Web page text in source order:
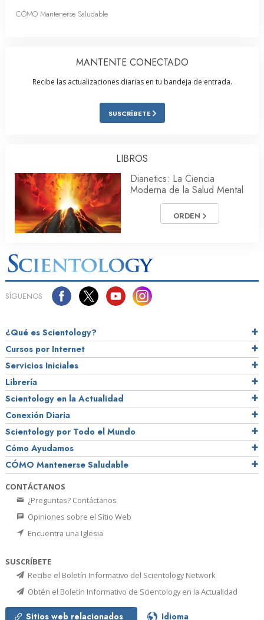
CÓMO Mantenerse Saludable
MANTENTE CONECTADO
Recibe las actualizaciones diarias en tu bandeja de entrada.
SUSCRÍBETE
LIBROS
Dianetics: La Ciencia
Moderna de la Salud Mental
ORDEN
SÍGUENOS
¿Qué es Scientology?
Cursos por Internet
Servicios Iniciales
Librería
Scientology en la Actualidad
Conexión Diaria
Scientology por Todo el Mundo
Cómo Ayudamos
CÓMO Mantenerse Saludable
CONTÁCTANOS
¿Preguntas? Contáctanos
Opiniones sobre el Sitio Web
Encuentra una Iglesia
SUSCRÍBETE
Recibe el Boletín Informativo del Scientology Network
Obtén el Boletín Informativo de Scientology en la Actualidad
Sitios web relacionados Idioma